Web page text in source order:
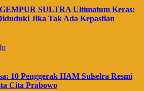
SULTRA Ultimatum Keras:
Jika Tak Ada Kepastian
10 Penggerak HAM Sulselra Resmi
Cita Prabowo